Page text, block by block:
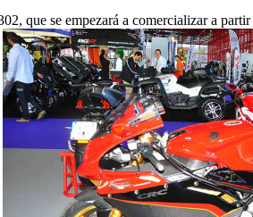
que se empezará a comercializar a